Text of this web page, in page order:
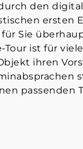
den
ersten
Sie
Tour ist für
ihren
passenden